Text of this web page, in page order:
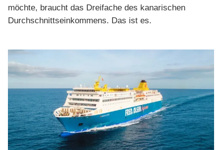
möchte, braucht das Dreifache des kanarischen
Durchschnittseinkommens. Das ist es.